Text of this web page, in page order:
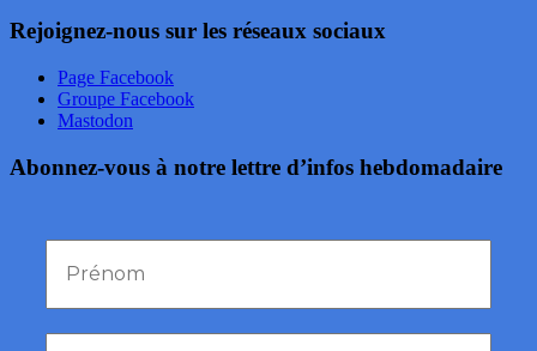
Rejoignez-nous sur les réseaux sociaux
Page Facebook
Groupe Facebook
Mastodon
Abonnez-vous à notre lettre d’infos hebdomadaire